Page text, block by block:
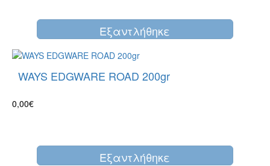
Eξαντλήθηκε
WAYS EDGWARE ROAD 200gr
0,00€
Eξαντλήθηκε